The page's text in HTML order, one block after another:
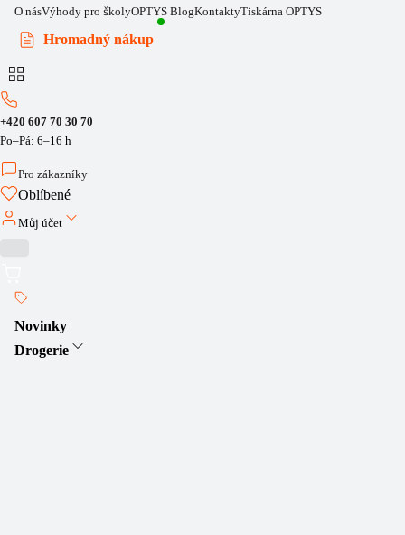
O násVýhody pro školyOPTYS BlogKontaktyTiskárna OPTYS
Hromadný nákup
+420 607 70 30 70
Po–Pá: 6–16 h
Pro zákazníky
Oblíbené
Můj účet
Novinky
Drogerie